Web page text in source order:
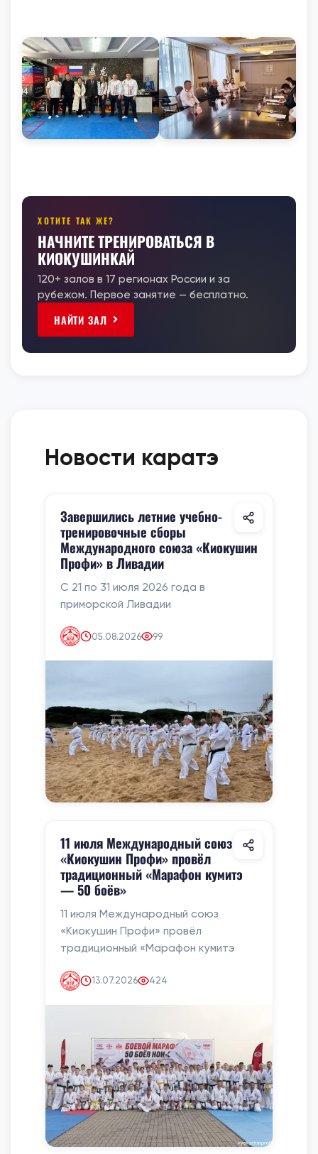
ХОТИТЕ ТАК ЖЕ?
НАЧНИТЕ ТРЕНИРОВАТЬСЯ В
КИОКУШИНКАЙ
120+ залов в 17 регионах России и за
рубежом. Первое занятие — бесплатно.
НАЙТИ ЗАЛ
Новости каратэ
Завершились летние учебно-
тренировочные сборы
Международного союза «Киокушин
Профи» в Ливадии
С 21 по 31 июля 2026 года в
приморской Ливадии
05.08.2026 99
11 июля Международный союз
«Киокушин Профи» провёл
традиционный «Марафон кумитэ
— 50 боёв»
11 июля Международный союз
«Киокушин Профи» провёл
традиционный «Марафон кумитэ
13.07.2026 424